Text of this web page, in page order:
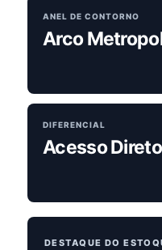
ANEL DE CONTORNO
Arco
DIFERENCIAL
Acesso
DESTAQUE DO